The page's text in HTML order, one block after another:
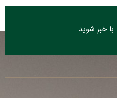
با خبر شوید.